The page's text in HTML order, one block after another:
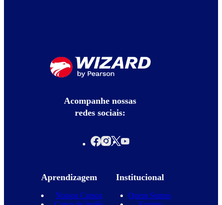
Acompanhe nossas
redes sociais:
Aprendizagem
Nossos Cursos
Institucional
Quem Somos